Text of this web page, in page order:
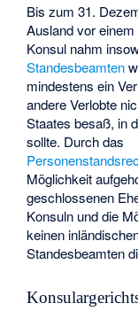
Bis zum 31.
Ausland vor
Konsul nahm
Standesbeamten
mindestens ein
andere Verlobte
Staates besaß, in
sollte. Durch das
Möglichkeit
geschlossenen
Konsuln und die
keinen
Standesbeamten